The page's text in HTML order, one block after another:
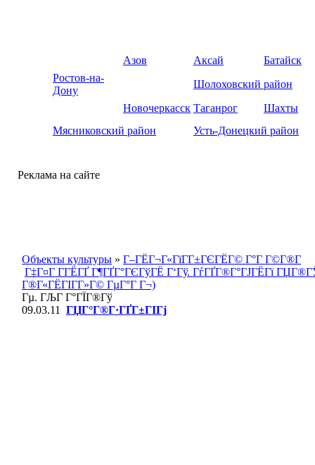
Азов Аксай
Батайск
Ростов-на-
Дону
Шолоховский район
Новочеркасск Таганрог
Шахты
Мясниковский район
Усть-Донецкий район
Реклама на сайте
Объекты культуры » Г–ГЁГ¬Г«ГїГ­Г±ГЄГЁГ© Г°Г Г©Г®Г­
Г‡Г¤Г Г­ГЁГҐ Г¶ГҐГ°ГЄГўГЁ Г‘Гў. ГѓГҐГ®Г°ГЈГЁГї
Г®Г«ГЁГІГ­Г»Г© ГµГ°Г Г¬)
Гµ. ГЉГ Г°ГЇГ®Гў
09.03.11
ГЏГ°Г®Г·ГҐГ±ГІГј